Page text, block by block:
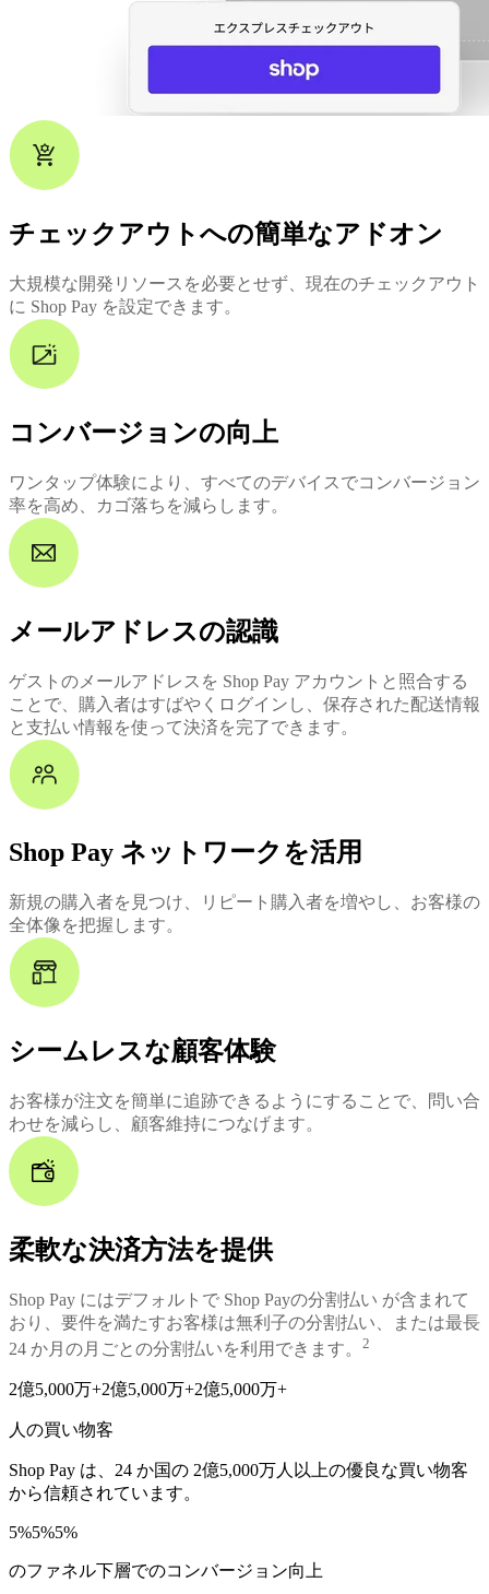
チェックアウトへの簡単なアドオン
大規模な開発リソースを必要とせず、現在のチェックアウト
に Shop Pay を設定できます。
コンバージョンの向上
ワンタップ体験により、すべてのデバイスでコンバージョン
率を高め、カゴ落ちを減らします。
メールアドレスの認識
ゲストのメールアドレスを Shop Pay アカウントと照合する
ことで、購入者はすばやくログインし、保存された配送情報
と支払い情報を使って決済を完了できます。
Shop Pay ネットワークを活用
新規の購入者を見つけ、リピート購入者を増やし、お客様の
全体像を把握します。
シームレスな顧客体験
お客様が注文を簡単に追跡できるようにすることで、問い合
わせを減らし、顧客維持につなげます。
柔軟な決済方法を提供
Shop Pay にはデフォルトで Shop Payの分割払い が含まれて
おり、要件を満たすお客様は無利子の分割払い、または最長
24 か月の月ごとの分割払いを利用できます。 2
2億5,000万+2億5,000万+2億5,000万+
人の買い物客
Shop Pay は、24 か国の 2億5,000万人以上の優良な買い物客
から信頼されています。
5%5%5%
のファネル下層でのコンバージョン向上